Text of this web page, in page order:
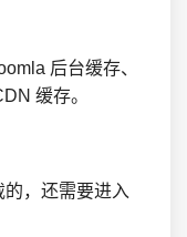
后台缓存、
缓存。
，还需要进入